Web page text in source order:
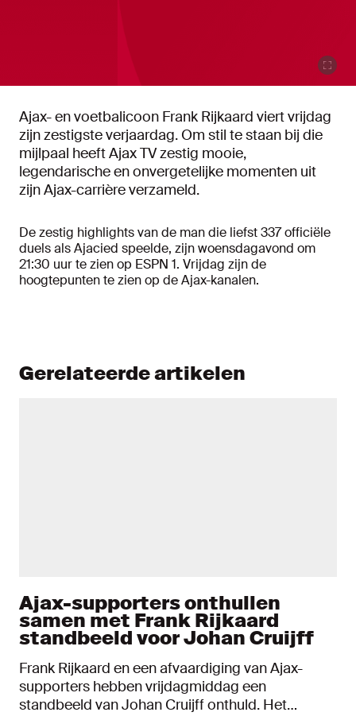
Ajax- en voetbalicoon Frank Rijkaard viert vrijdag
zijn zestigste verjaardag. Om stil te staan bij die
mijlpaal heeft Ajax TV zestig mooie,
legendarische en onvergetelijke momenten uit
zijn Ajax-carrière verzameld.
De zestig highlights van de man die liefst 337 officiële
duels als Ajacied speelde, zijn woensdagavond om
21:30 uur te zien op ESPN 1. Vrijdag zijn de
hoogtepunten te zien op de Ajax-kanalen.
Gerelateerde artikelen
Ajax-supporters onthullen
samen met Frank Rijkaard
standbeeld voor Johan Cruijff
Frank Rijkaard en een afvaardiging van Ajax-
supporters hebben vrijdagmiddag een
standbeeld van Johan Cruijff onthuld. Het